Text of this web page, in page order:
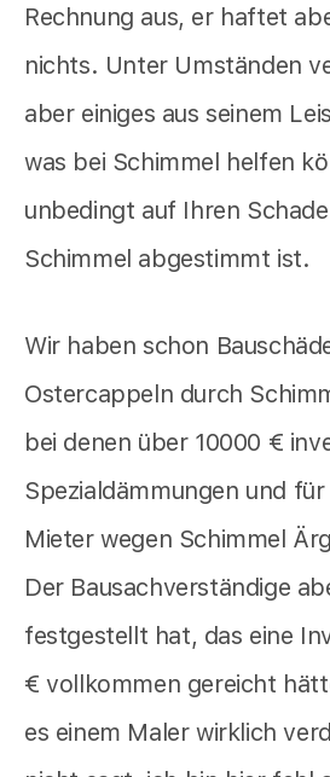
Rechnung aus, er haftet
nichts. Unter Umständen
aber einiges aus seinem
was bei Schimmel helfen
unbedingt auf Ihren
Schimmel abgestimmt ist.
Wir haben schon
Ostercappeln durch
bei denen über 10000 €
Spezialdämmungen und
Mieter wegen Schimmel
Der Bausachverständige
festgestellt hat, das eine
€ vollkommen gereicht
es einem Maler wirklich